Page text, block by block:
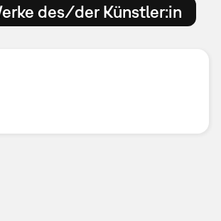
des/der Künstler:in